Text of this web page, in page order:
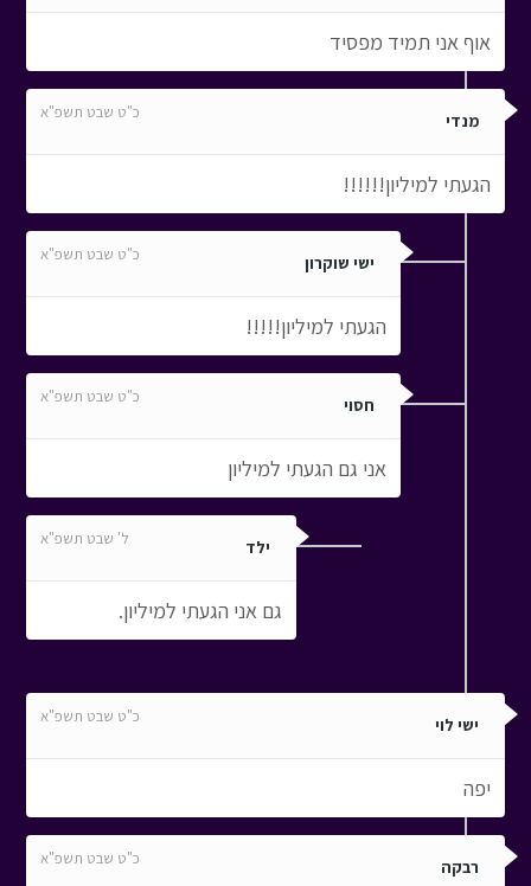
אוף אני תמיד מפסיד
מנדי כ"ט שבט תשפ"א
הגעתי למיליון!!!!!!
ישי שוקרון כ"ט שבט תשפ"א
הגעתי למיליון!!!!!
חסוי כ"ט שבט תשפ"א
אני גם הגעתי למיליון
ילד ל' שבט תשפ"א
גם אני הגעתי למיליון.
ישי לוי כ"ט שבט תשפ"א
יפה
רבקה כ"ט שבט תשפ"א